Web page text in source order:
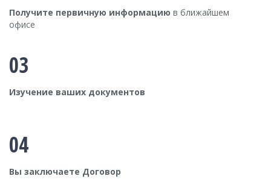
Получите первичную информацию в ближайшем
офисе
03
Изучение ваших документов
04
Вы заключаете Договор